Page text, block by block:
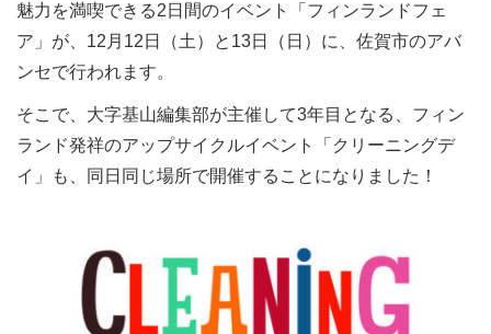
魅力を満喫できる2日間のイベント「フィンランドフェ
ア」が、12月12日（土）と13日（日）に、佐賀市のアバ
ンセで行われます。
そこで、大字基山編集部が主催して3年目となる、フィン
ランド発祥のアップサイクルイベント「クリーニングデ
イ」も、同日同じ場所で開催することになりました！